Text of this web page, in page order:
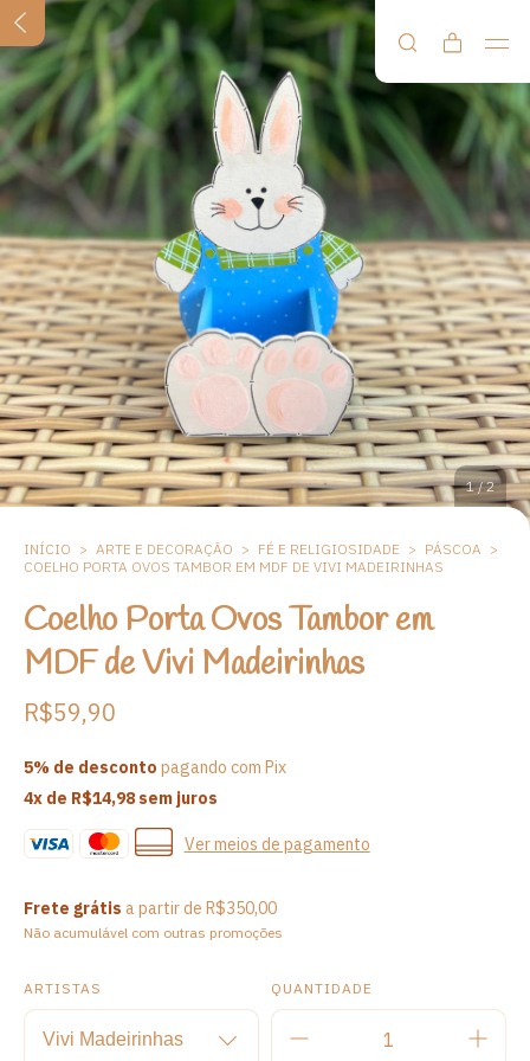
1/2
INÍCIO > ARTE E DECORAÇÃO > FÉ E RELIGIOSIDADE > PÁSCOA >
COELHO PORTA OVOS TAMBOR EM MDF DE VIVI MADEIRINHAS
Coelho Porta Ovos Tambor em
MDF de Vivi Madeirinhas
R$59,90
5% de desconto pagando com Pix
4x de R$14,98sem juros
Ver meios de pagamento
Frete grátis a partir de R$350,00
Não acumulável com outras promoções
ARTISTAS QUANTIDADE